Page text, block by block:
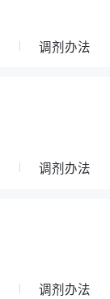
调剂办法
调剂办法
调剂办法